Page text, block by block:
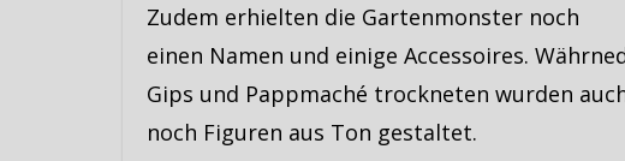
Zudem erhielten die Gartenmonster noch
einen Namen und einige Accessoires.
Gips und Pappmaché trockneten wurden
noch Figuren aus Ton gestaltet.